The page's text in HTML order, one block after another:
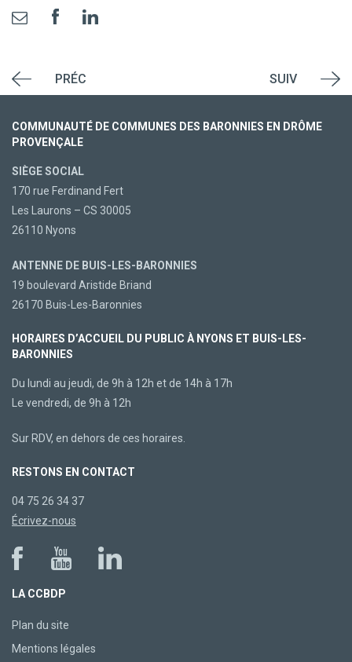
PRÉC SUIV
COMMUNAUTÉ DE COMMUNES DES BARONNIES EN DRÔME
PROVENÇALE
SIÈGE SOCIAL
170 rue Ferdinand Fert
Les Laurons – CS 30005
26110 Nyons
ANTENNE DE BUIS-LES-BARONNIES
19 boulevard Aristide Briand
26170 Buis-Les-Baronnies
HORAIRES D’ACCUEIL DU PUBLIC À NYONS ET BUIS-LES-
BARONNIES
Du lundi au jeudi, de 9h à 12h et de 14h à 17h
Le vendredi, de 9h à 12h
Sur RDV, en dehors de ces horaires.
RESTONS EN CONTACT
04 75 26 34 37
Écrivez-nous
LA CCBDP
Plan du site
Mentions légales